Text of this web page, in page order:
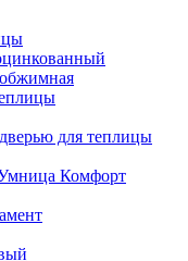
для теплицы
Комфорт